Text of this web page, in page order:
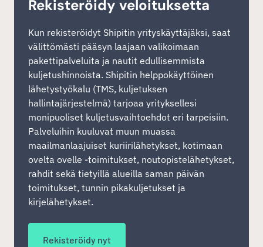
Rekisteröidy veloituksetta
Kun rekisteröidyt Shipitin yrityskäyttäjäksi, saat
välittömästi pääsyn laajaan valikoimaan
pakettipalveluita ja nautit edullisemmista
kuljetushinnoista. Shipitin helppokäyttöinen
lähetystyökalu (TMS, kuljetuksen
hallintajärjestelmä) tarjoaa yrityksellesi
monipuoliset kuljetusvaihtoehdot eri tarpeisiin.
Palveluihin kuuluvat muun muassa
maailmanlaajuiset kuriirilähetykset, kotimaan
ovelta ovelle -toimitukset, noutopistelähetykset,
rahdit sekä tietyillä alueilla saman päivän
toimitukset, tunnin pikakuljetukset ja
kirjelähetykset.
Rekisteröidy nyt